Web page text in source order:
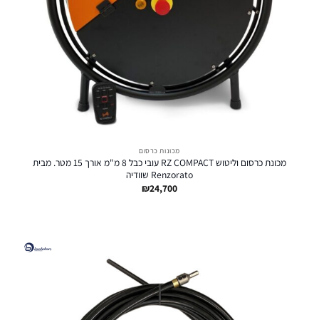
מכונות כרסום
מכונת כרסום וליטוש RZ COMPACT עובי כבל 8 מ"מ אורך 15 מטר. מבית
Renzorato שוודיה
₪24,700